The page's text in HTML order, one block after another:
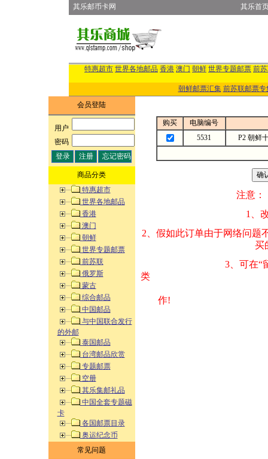
其乐邮币卡网 其乐首
特惠超市 世界各地邮品 香港 澳门 朝鲜 世界专题邮票 前
朝鲜邮票汇集 前苏联邮票专
会员登陆
用户:
密码:
商品分类
特惠超市
世界各地邮品
香港
澳门
朝鲜
世界专题邮票
前苏联
俄罗斯
蒙古
综合邮品
中国邮品
与中国联合发行
的外邮
泰国邮品
台湾邮品欣赏
专题邮票
空册
其乐集邮礼品
中国全套专题磁
卡
各国邮票目录
奥运纪念币
常见问题
购买
电脑编号
5531
P2 朝鲜
注意：
1、改变商品数量
2、假如此订单由
买的邮品的“
3、可在“
类 方式告之
作!